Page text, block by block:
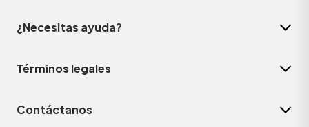
¿Necesitas ayuda?
Términos legales
Contáctanos